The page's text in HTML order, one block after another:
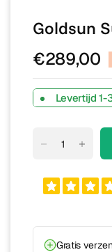
Goldsun
€289,00
Levertijd 1-
Gratis